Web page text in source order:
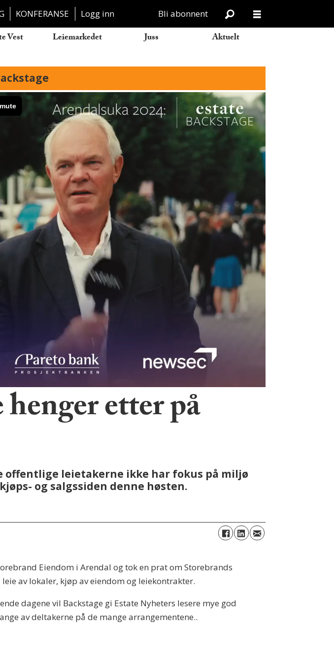
KONFERANSE Logg inn Bli abonnent
Vest Leiemarkedet Juss Aktuelt
etter på
offentlige leietakerne ikke har fokus på miljø
og salgssiden denne høsten.
Eiendom i Arendal og tok en prat om Storebrands
av lokaler, kjøp av eiendom og leiekontrakter.
dagene vil Backstage gi Estate Nyheters lesere mye god
av deltakerne på de mange arrangementene..